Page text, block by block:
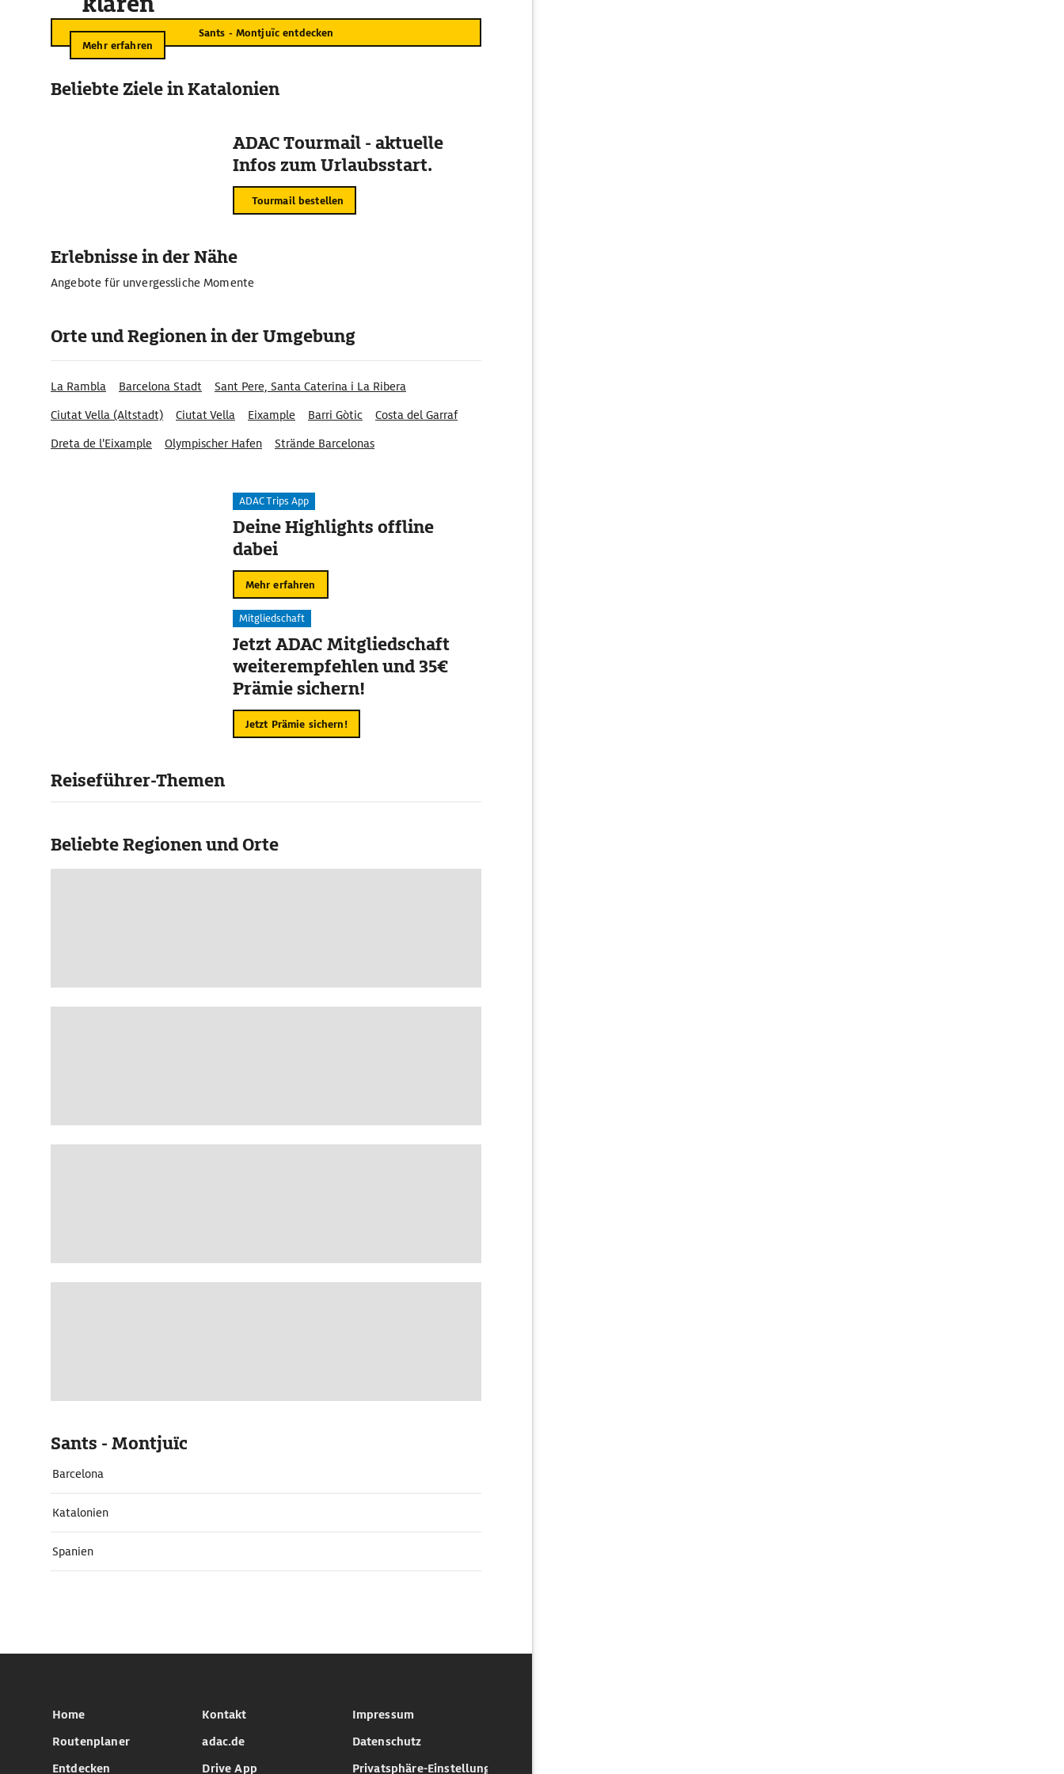
Sants - Montjuïc entdecken
Mehr erfahren
Beliebte Ziele in Katalonien
ADAC Tourmail - aktuelle
Infos zum Urlaubsstart.
Tourmail bestellen
Erlebnisse in der Nähe
Angebote für unvergessliche Momente
Orte und Regionen in der Umgebung
La Rambla Barcelona Stadt
Sant Pere, Santa Caterina i La Ribera
Ciutat Vella (Altstadt)
Ciutat Vella Eixample Barri Gòtic
Costa del Garraf
Dreta de l'Eixample
Olympischer Hafen
Strände Barcelonas
ADAC Trips App
Deine Highlights offline
dabei
Mehr erfahren
Mitgliedschaft
Jetzt ADAC Mitgliedschaft
weiterempfehlen und 35€
Prämie sichern!
Jetzt Prämie sichern!
Reiseführer-Themen
Beliebte Regionen und Orte
Sants - Montjuïc
Barcelona
Katalonien
Spanien
Home
Routenplaner
Entdecken
Kontakt
adac.de
Drive App
Impressum
Datenschutz
Privatsphäre-Einstellungen